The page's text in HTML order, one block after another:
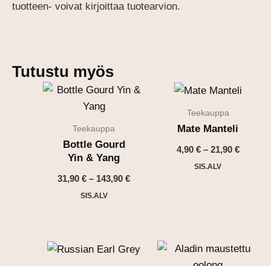
tuotteen- voivat kirjoittaa tuotearvion.
Tutustu myös
Teekauppa
Bottle Gourd
Yin & Yang
31,90€ – 143,90€Hintaluokka:
SIS.ALV
Teekauppa
Mate Manteli
4,90 € – 21,90 €
SIS.ALV